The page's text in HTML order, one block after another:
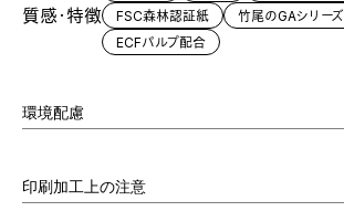
質感・特徴
FSC森林認証紙
竹尾のGAシリーズ
ECFパルプ配合
環境配慮
印刷加工上の注意